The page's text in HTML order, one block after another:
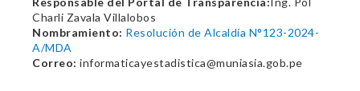
Charli Zavala Villalobos
Nombramiento: Resolución de Alcaldía N°123-2024-
A/MDA
Correo: informaticayestadistica@muniasia.gob.pe